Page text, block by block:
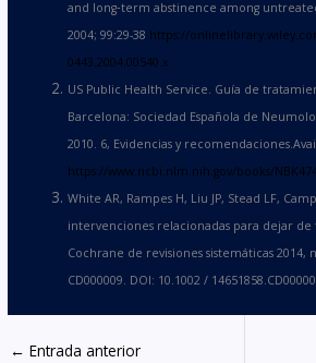
and long‐term abstinence among
2004; 99:29-38 https://
0443.2004.00540.x
US Public Health Service. Guía de
Barcelona: Sociedad Española de
2010. 6, Evidencias y
https://www.ncbi.nlm.nih.gov/books/
White AR, Rampes H, Liu JP, Stead LF,
intervenciones relacionadas para dejar de
Cochrane de revisiones sistemáticas 2014,
CD000009. DOI: 10.1002 /
← Entrada anterior